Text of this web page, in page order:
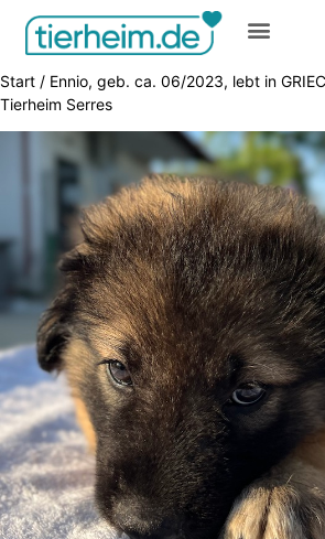
Start / Ennio, geb. ca. 06/2023, lebt in
Tierheim Serres